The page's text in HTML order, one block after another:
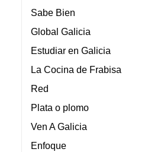
Sabe Bien
Global Galicia
Estudiar en Galicia
La Cocina de Frabisa
Red
Plata o plomo
Ven A Galicia
Enfoque